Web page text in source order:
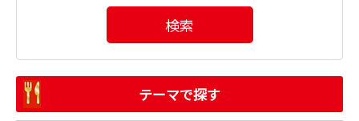
検索
テーマで探す